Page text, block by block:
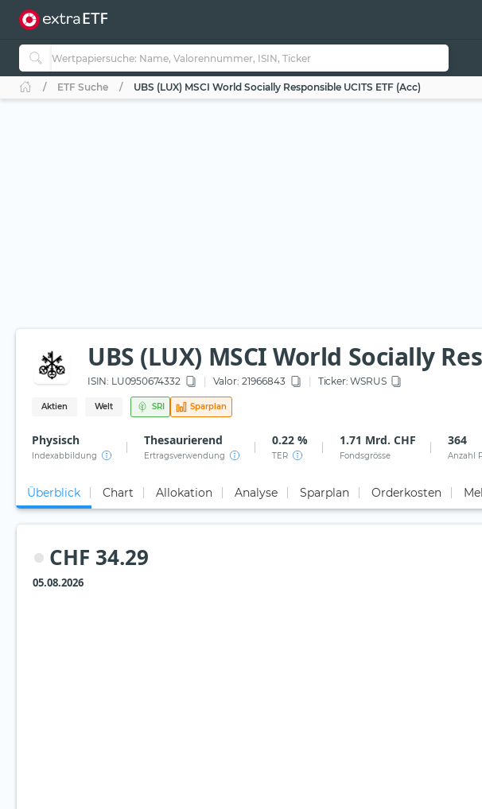
ETF Suche UBS (LUX) MSCI World Socially Responsible UCITS ETF (Acc)
UBS (LUX) MSCI World Socially
ISIN: LU0950674332 Valor: 21966843 Ticker: WSRUS
Aktien Welt SRI Sparplan
Physisch
Indexabbildung
Thesaurierend
Ertragsverwendung
0.22 %
TER
1.71 Mrd. CHF
Fondsgrösse
364
Anzahl
Überblick Chart Allokation Analyse Sparplan Orderkosten
CHF 34.29
05.08.2026